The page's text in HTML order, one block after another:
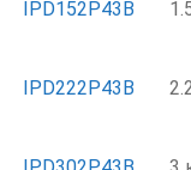
IPD152P43B
IPD222P43B